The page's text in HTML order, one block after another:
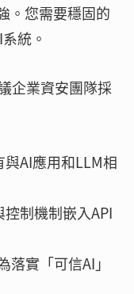
。您需要穩固的
統。
企業資安團隊採
AI應用和LLM相
制機制嵌入API
實「可信AI」